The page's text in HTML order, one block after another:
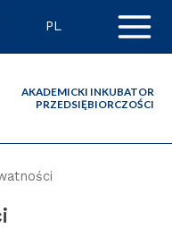
PL
AKADEMICKI INKUBATOR
PRZEDSIĘBIORCZOŚCI